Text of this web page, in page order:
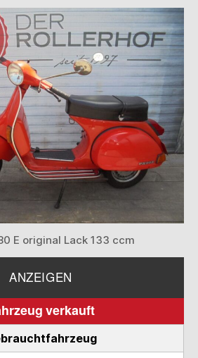
E original Lack 133 ccm
ANZEIGEN
verkauft